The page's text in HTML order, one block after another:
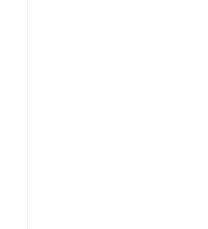
MOVIMIENTO